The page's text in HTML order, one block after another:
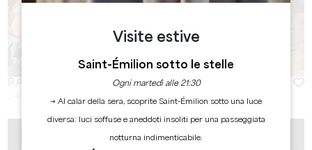
RACONTE-MOI SAINT-ÉMILION
SAINT-ÉMILION
Visite estive
Saint-Émilion sotto le stelle
Ogni martedì alle 21:30
→ Al calar della sera, scoprite Saint-Émilion sotto una luce
diversa: luci soffuse e aneddoti insoliti per una passeggiata
notturna indimenticabile.